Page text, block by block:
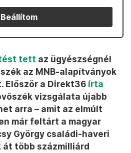
Beállítom
tett az ügyészségnél
az MNB-alapítványok
Először a Direkt36 írta
vizsgálata újabb
arra – amit az elmúlt
már feltárt a magyar
György családi-haveri
több százmilliárd